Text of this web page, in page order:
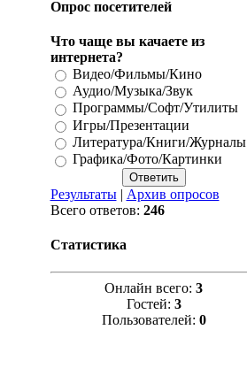
Опрос посетителей
Что чаще вы качаете из
интернета?
Видео/Фильмы/Кино
Аудио/Музыка/Звук
Программы/Софт/Утилиты
Игры/Презентации
Литература/Книги/Журналы
Графика/Фото/Картинки
Результаты| Архив опросов
Всего ответов: 246
Статистика
Онлайн всего: 3
Гостей: 3
Пользователей: 0